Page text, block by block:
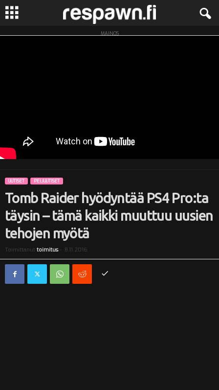
R
w
MAINOS
UUTISET PELIUUTISET
Tomb Raider hyödyntää PS4 Pro:ta
täysin – tämä kaikki muuttuu uusien
tehojen myötä
Toimittanut toimitus- 8.11.2016